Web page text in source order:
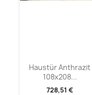
Haustür Anthrazit
108x208...
728,51 €